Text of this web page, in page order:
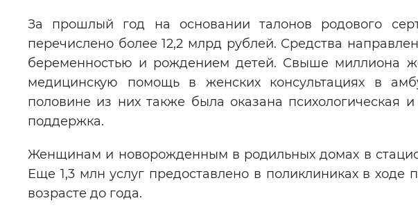
Звуковой ассистент: Воспроизвести
За прошлый год на основании талонов родового
перечислено более 12,2 млрд рублей. Средства
беременностью и рождением детей. Свыше миллиона
медицинскую помощь в женских консультациях в
половине из них также была оказана психологическая
поддержка.
Женщинам и новорожденным в родильных домах в
Еще 1,3 млн услуг предоставлено в поликлиниках в ходе
возрасте до года.